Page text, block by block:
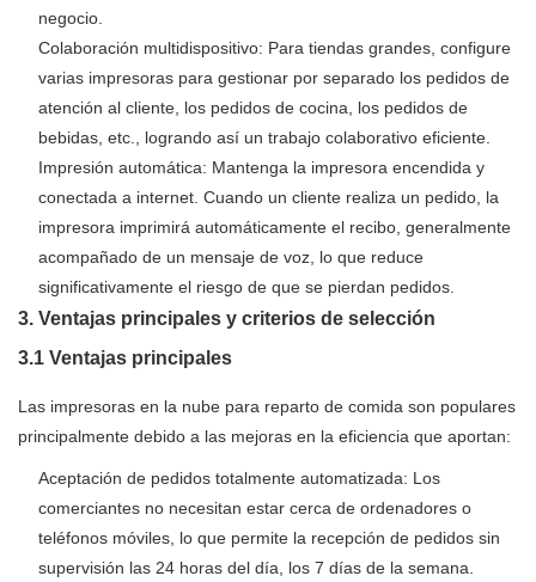
negocio.
Colaboración multidispositivo: Para tiendas grandes, configure
varias impresoras para gestionar por separado los pedidos de
atención al cliente, los pedidos de cocina, los pedidos de
bebidas, etc., logrando así un trabajo colaborativo eficiente.
Impresión automática: Mantenga la impresora encendida y
conectada a internet. Cuando un cliente realiza un pedido, la
impresora imprimirá automáticamente el recibo, generalmente
acompañado de un mensaje de voz, lo que reduce
significativamente el riesgo de que se pierdan pedidos.
3. Ventajas principales y criterios de selección
3.1 Ventajas principales
Las impresoras en la nube para reparto de comida son populares
principalmente debido a las mejoras en la eficiencia que aportan:
Aceptación de pedidos totalmente automatizada: Los
comerciantes no necesitan estar cerca de ordenadores o
teléfonos móviles, lo que permite la recepción de pedidos sin
supervisión las 24 horas del día, los 7 días de la semana.